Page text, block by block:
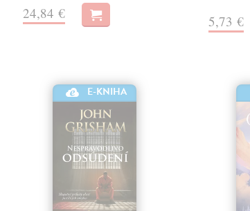
24,84 € 5,73 €
E-KNIHA